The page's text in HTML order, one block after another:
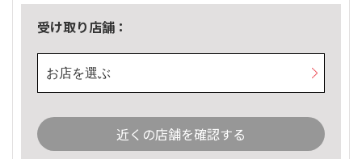
受け取り店舗：
お店を選ぶ
近くの店舗を確認する